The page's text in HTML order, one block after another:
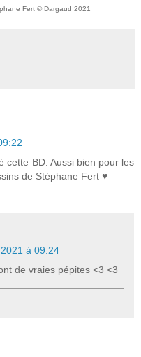
Fert © Dargaud 2021
cette BD. Aussi bien pour les
de Stéphane Fert ♥
à 09:24
de vraies pépites <3 <3